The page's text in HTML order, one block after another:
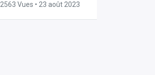
2563 Vues • 23 août 2023